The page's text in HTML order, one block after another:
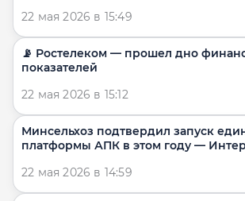
22 мая 2026 в 15:49
📡 Ростелеком — прошел дно
показателей
22 мая 2026 в 15:12
Минсельхоз подтвердил запуск
платформы АПК в
22 мая 2026 в 14:59